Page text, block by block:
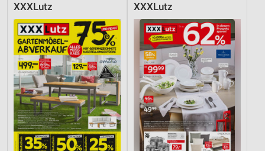
XXXLutz XXXLutz